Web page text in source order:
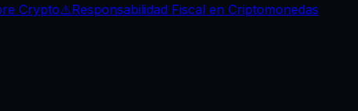
Crypto⚠️Responsabilidad Fiscal en Criptomonedas